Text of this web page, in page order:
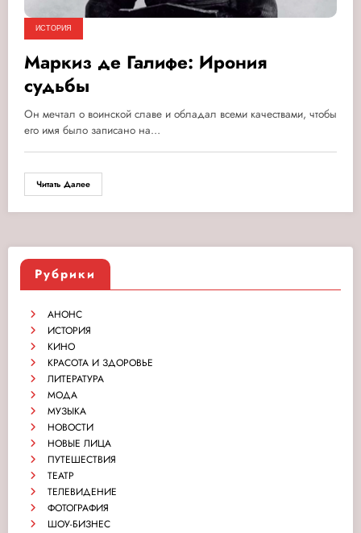
ИСТОРИЯ
Маркиз де Галифе: Ирония
судьбы
Он мечтал о воинской славе и обладал всеми качествами, чтобы
его имя было записано на…
Читать Далее
Рубрики
АНОНС
ИСТОРИЯ
КИНО
КРАСОТА И ЗДОРОВЬЕ
ЛИТЕРАТУРА
МОДА
МУЗЫКА
НОВОСТИ
НОВЫЕ ЛИЦА
ПУТЕШЕСТВИЯ
ТЕАТР
ТЕЛЕВИДЕНИЕ
ФОТОГРАФИЯ
ШОУ-БИЗНЕС